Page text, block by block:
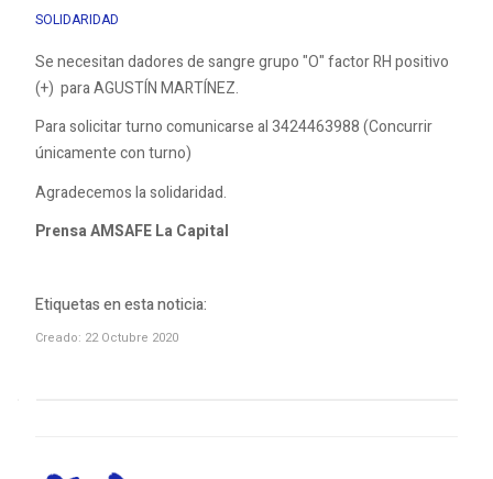
SOLIDARIDAD
Se necesitan dadores de sangre grupo "O" factor RH positivo
(+) para AGUSTÍN MARTÍNEZ.
Para solicitar turno comunicarse al 3424463988 (Concurrir
únicamente con turno)
Agradecemos la solidaridad.
Prensa AMSAFE La Capital
Etiquetas en esta noticia:
Creado: 22 Octubre 2020